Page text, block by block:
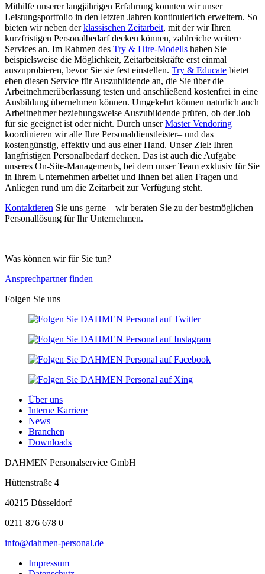
Mithilfe unserer langjährigen Erfahrung konnten wir unser
Leistungsportfolio in den letzten Jahren kontinuierlich erweitern. So
bieten wir neben derklassischen Zeitarbeit, mit der wir Ihren
kurzfristigen Personalbedarf decken können, zahlreiche weitere
Services an. Im Rahmen des Try & Hire-Modells haben Sie
beispielsweise die Möglichkeit, Zeitarbeitskräfte erst einmal
auszuprobieren, bevor Sie sie fest einstellen. Try & Educate bietet
eben diesen Service für Auszubildende an, die Sie über die
Arbeitnehmerüberlassung testen und anschließend kostenfrei in eine
Ausbildung übernehmen können. Umgekehrt können natürlich auch
Arbeitnehmer beziehungsweise Auszubildende prüfen, ob der Job
für sie geeignet ist oder nicht. Durch unserMaster Vendoring
koordinieren wir alle Ihre Personaldienstleister– und das
kostengünstig, effektiv und aus einer Hand. Unser Ziel: Ihren
langfristigen Personalbedarf decken. Das ist auch die Aufgabe
unseres On-Site-Managements, bei dem unser Team exklusiv für Sie
in Ihrem Unternehmen arbeitet und Ihnen bei allen Fragen und
Anliegen rund um die Zeitarbeit zur Verfügung steht.
Kontaktieren Sie uns gerne – wir beraten Sie zu der bestmöglichen
Personallösung für Ihr Unternehmen.
Was können wir für Sie tun?
Ansprechpartner finden
Folgen Sie uns
Über uns
Interne Karriere
News
Branchen
Downloads
DAHMEN Personalservice GmbH
Hüttenstraße 4
40215 Düsseldorf
0211 876 678 0
info@dahmen-personal.de
Impressum